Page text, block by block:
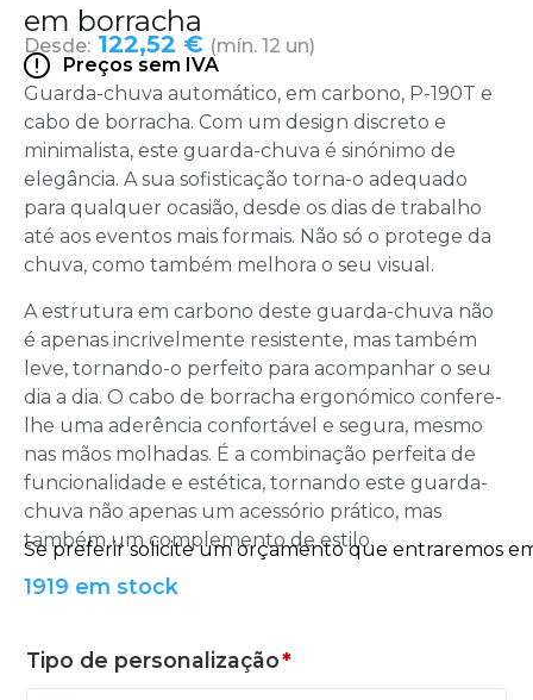
em borracha
Desde: 122,52 € (mín. 12 un)
Preços sem IVA
Guarda-chuva automático, em carbono, P-190T e
cabo de borracha. Com um design discreto e
minimalista, este guarda-chuva é sinónimo de
elegância. A sua sofisticação torna-o adequado
para qualquer ocasião, desde os dias de trabalho
até aos eventos mais formais. Não só o protege da
chuva, como também melhora o seu visual.
A estrutura em carbono deste guarda-chuva não
é apenas incrivelmente resistente, mas também
leve, tornando-o perfeito para acompanhar o seu
dia a dia. O cabo de borracha ergonómico confere-
lhe uma aderência confortável e segura, mesmo
nas mãos molhadas. É a combinação perfeita de
funcionalidade e estética, tornando este guarda-
chuva não apenas um acessório prático, mas
também um complemento de estilo.
1919 em stock
Tipo de personalização*